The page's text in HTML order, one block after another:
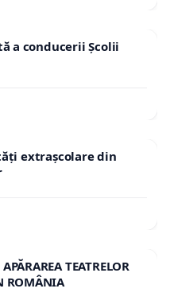
a conducerii Școlii
extrașcolare din
TEATRELOR
ROMÂNIA